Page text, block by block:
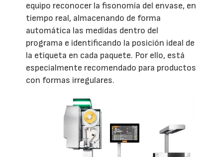
equipo reconocer la fisonomía del envase, en
tiempo real, almacenando de forma
automática las medidas dentro del
programa e identificando la posición ideal de
la etiqueta en cada paquete. Por ello, está
especialmente recomendado para productos
con formas irregulares.